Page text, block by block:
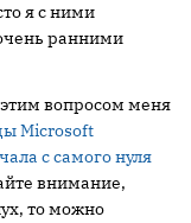
я с ними
ранними
вопросом меня
Microsoft
с самого нуля
внимание,
то можно